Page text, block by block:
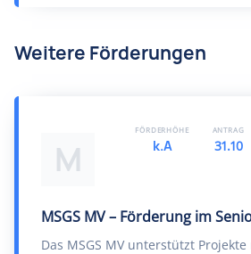
Weitere Förderungen
M
MSGS MV – Förderung im
Das MSGS MV unterstützt
FÖRDERHÖHE
k.A
ANTRAG
31.10